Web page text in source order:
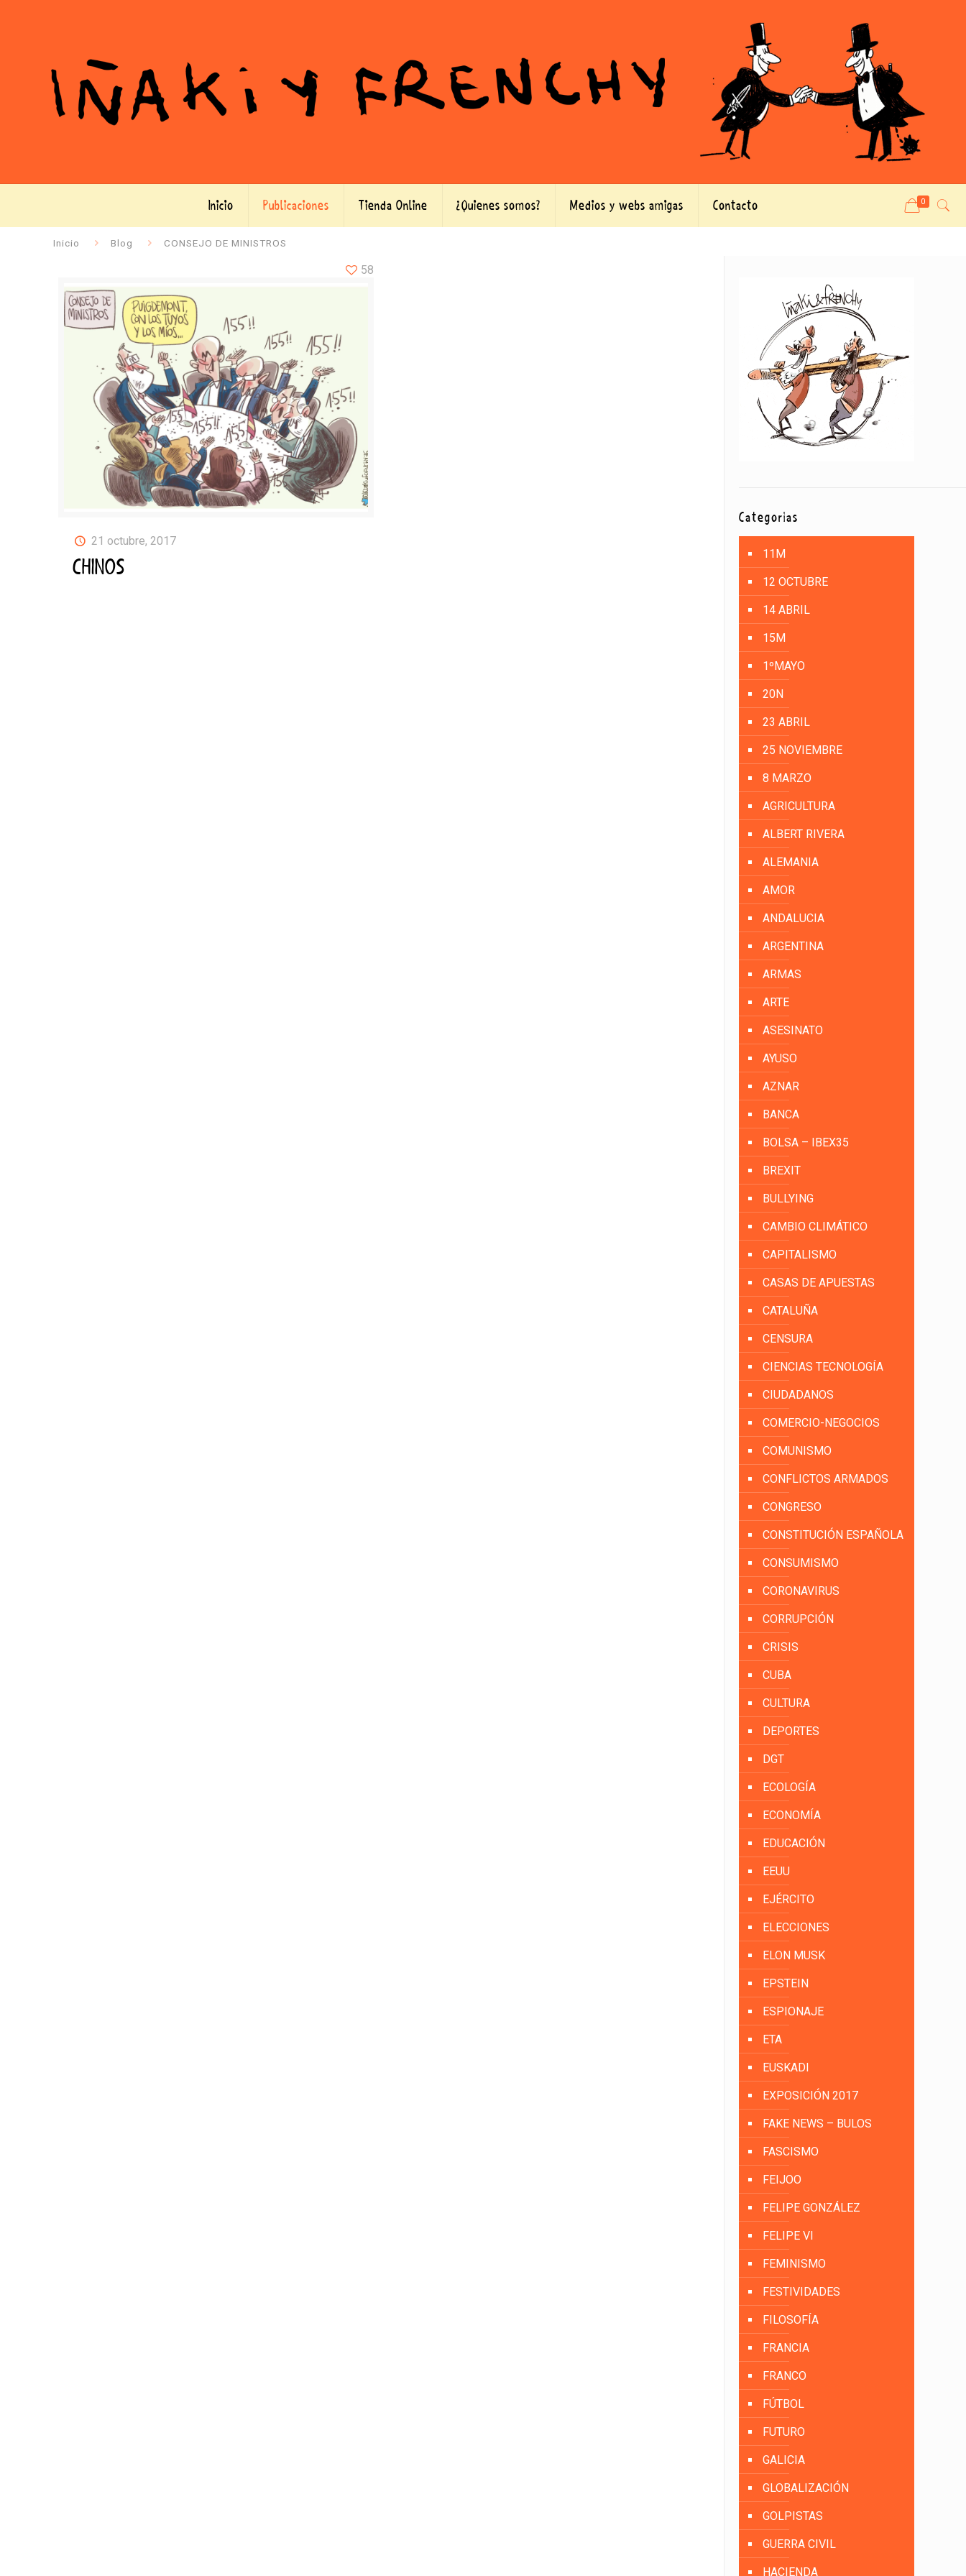
Inicio Publicaciones Tienda Online ¿Quienes somos? Medios y webs amigas Contacto 0
Inicio Blog CONSEJO DE MINISTROS
21 octubre, 2017
CHINOS
58
Categorías
11M
12 OCTUBRE
14 ABRIL
15M
1ºMAYO
20N
23 ABRIL
25 NOVIEMBRE
8 MARZO
AGRICULTURA
ALBERT RIVERA
ALEMANIA
AMOR
ANDALUCIA
ARGENTINA
ARMAS
ARTE
ASESINATO
AYUSO
AZNAR
BANCA
BOLSA – IBEX35
BREXIT
BULLYING
CAMBIO CLIMÁTICO
CAPITALISMO
CASAS DE APUESTAS
CATALUÑA
CENSURA
CIENCIAS TECNOLOGÍA
CIUDADANOS
COMERCIO-NEGOCIOS
COMUNISMO
CONFLICTOS ARMADOS
CONGRESO
CONSTITUCIÓN ESPAÑOLA
CONSUMISMO
CORONAVIRUS
CORRUPCIÓN
CRISIS
CUBA
CULTURA
DEPORTES
DGT
ECOLOGÍA
ECONOMÍA
EDUCACIÓN
EEUU
EJÉRCITO
ELECCIONES
ELON MUSK
EPSTEIN
ESPIONAJE
ETA
EUSKADI
EXPOSICIÓN 2017
FAKE NEWS – BULOS
FASCISMO
FEIJOO
FELIPE GONZÁLEZ
FELIPE VI
FEMINISMO
FESTIVIDADES
FILOSOFÍA
FRANCIA
FRANCO
FÚTBOL
FUTURO
GALICIA
GLOBALIZACIÓN
GOLPISTAS
GUERRA CIVIL
HACIENDA